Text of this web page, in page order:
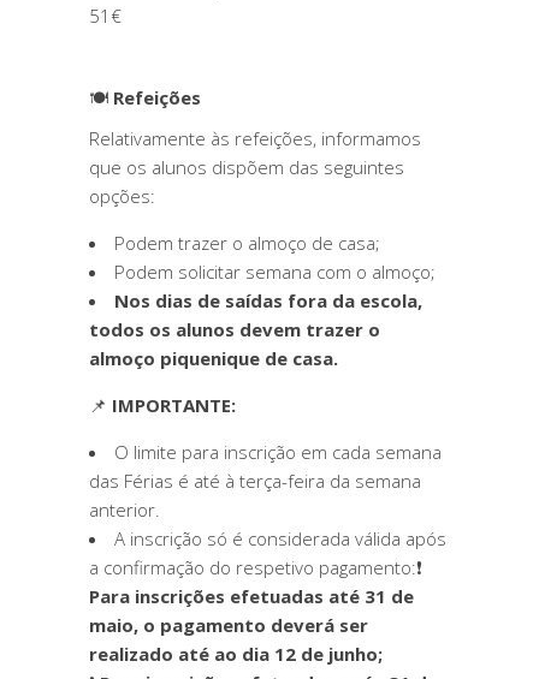
51€
🍽️ Refeições
Relativamente às refeições, informamos
que os alunos dispõem das seguintes
opções:
Podem trazer o almoço de casa;
Podem solicitar semana com o almoço;
Nos dias de saídas fora da escola,
todos os alunos devem trazer o
almoço piquenique de casa.
📌 IMPORTANTE:
O limite para inscrição em cada semana
das Férias é até à terça-feira da semana
anterior.
A inscrição só é considerada válida após
a confirmação do respetivo pagamento:❗
Para inscrições efetuadas até 31 de
maio, o pagamento deverá ser
realizado até ao dia 12 de junho;